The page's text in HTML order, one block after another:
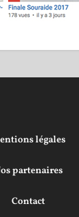
légales
partenaires
Contact